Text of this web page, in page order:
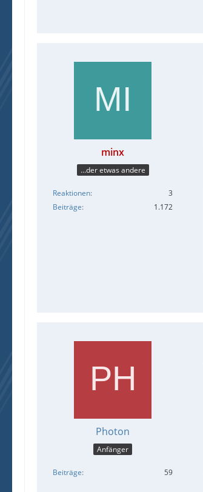
minx
...der etwas andere
Reaktionen
3
Beiträge
1.172
Photon
Anfänger
Beiträge 59